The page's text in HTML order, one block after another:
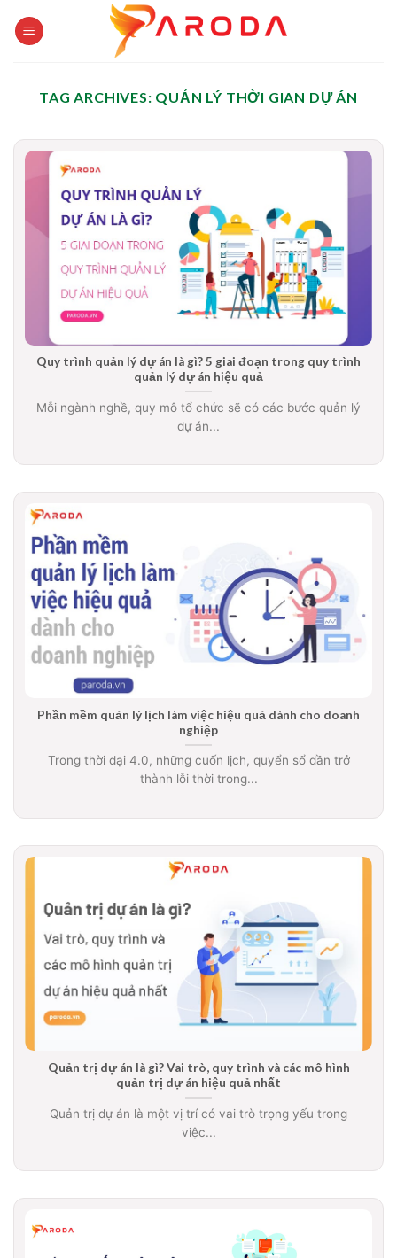
TAG ARCHIVES: QUẢN LÝ THỜI GIAN DỰ ÁN
Quy trình quản lý dự án là gì? 5 giai đoạn trong quy trình
quản lý dự án hiệu quả
Mỗi ngành nghề, quy mô tổ chức sẽ có các bước quản lý
dự án...
Phần mềm quản lý lịch làm việc hiệu quả dành cho doanh
nghiệp
Trong thời đại 4.0, những cuốn lịch, quyển sổ dần trở
thành lỗi thời trong...
Quản trị dự án là gì? Vai trò, quy trình và các mô hình
quản trị dự án hiệu quả nhất
Quản trị dự án là một vị trí có vai trò trọng yếu trong
việc...